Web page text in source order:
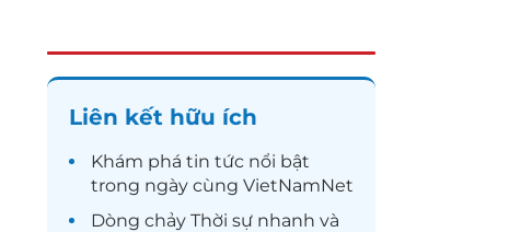
Liên kết hữu ích
Khám phá tin tức nổi bật
trong ngày cùng VietNamNet
Dòng chảy Thời sự nhanh và